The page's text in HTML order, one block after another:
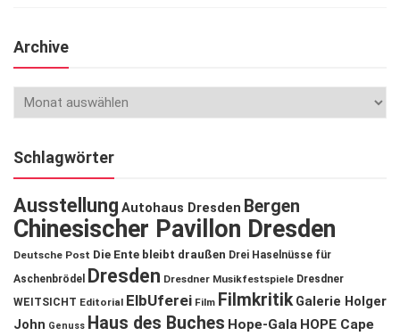
Archive
Schlagwörter
Ausstellung Autohaus Dresden Bergen
Chinesischer Pavillon Dresden
Deutsche Post Die Ente bleibt draußen Drei Haselnüsse für
Aschenbrödel
Dresden Dresdner Musikfestspiele Dresdner
WEITSICHT Editorial ElbUferei Film Filmkritik Galerie Holger
John Genuss Haus des Buches Hope-Gala HOPE Cape